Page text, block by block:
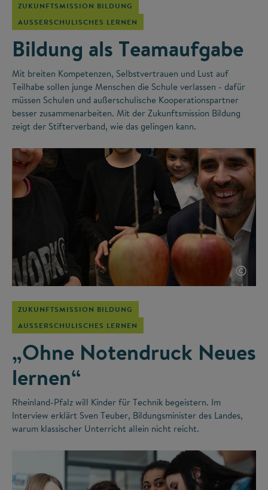
ZUKUNFTSMISSION BILDUNG
AUSSERSCHULISCHES LERNEN
Bildung als Teamaufgabe
Mit breiten Kompetenzen, Selbstvertrauen und Lust auf
Teilhabe sollen junge Menschen die Schule verlassen - dafür
müssen Schulen und außerschulische Kooperationspartner
besser zusammenarbeiten. Mit der Zukunftsmission Bildung
zeigt der Stifterverband, wie das gelingen kann.
©
ZUKUNFTSMISSION BILDUNG
AUSSERSCHULISCHES LERNEN
„Ohne Notendruck Neues
lernen“
Rheinland-Pfalz will Kinder für Technik begeistern. Im
Interview erklärt Sven Teuber, Bildungsminister des Landes,
warum klassischer Unterricht allein nicht reicht.